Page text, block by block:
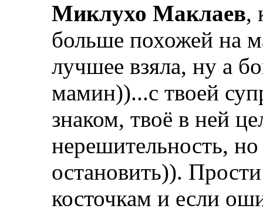
Миклухо Маклаев,
больше похожей на
лучшее взяла, ну а
мамин))...с твоей
знаком, твоё в ней
нерешительность,
остановить)).
косточкам и если